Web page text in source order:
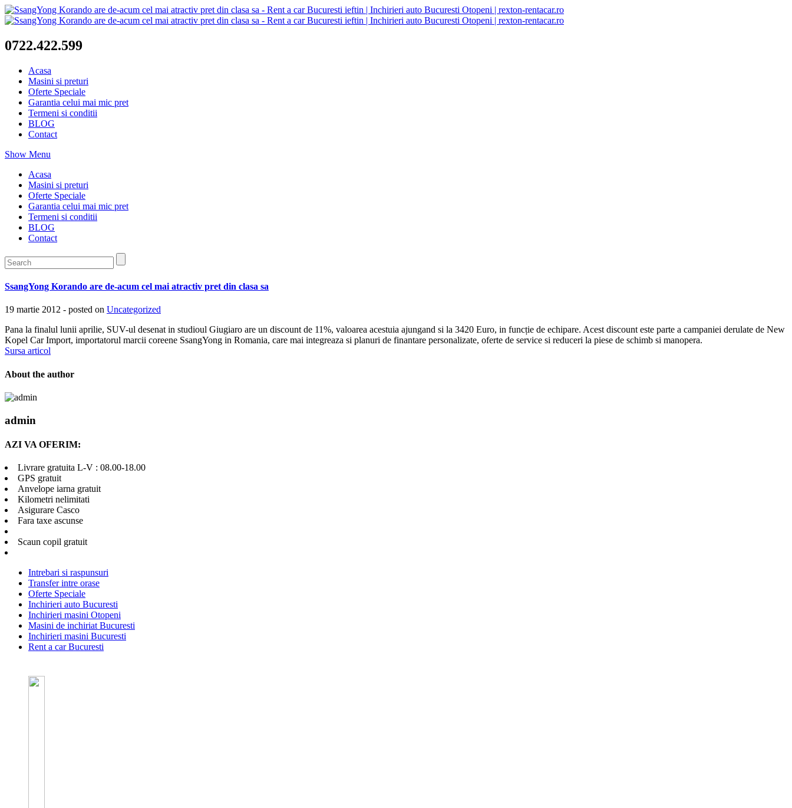
0722.422.599
Acasa
Masini si preturi
Oferte Speciale
Garantia celui mai mic pret
Termeni si conditii
BLOG
Contact
Show Menu
Acasa
Masini si preturi
Oferte Speciale
Garantia celui mai mic pret
Termeni si conditii
BLOG
Contact
SsangYong Korando are de-acum cel mai atractiv pret din clasa sa
19 martie 2012 - posted on Uncategorized
Pana la finalul lunii aprilie, SUV-ul desenat in studioul Giugiaro are un discount de 11%, valoarea acestuia ajungand si la 3420 Euro, in funcție de echipare. Acest discount este parte a campaniei derulate de New
Kopel Car Import, importatorul marcii coreene SsangYong in Romania, care mai integreaza si planuri de finantare personalizate, oferte de service si reduceri la piese de schimb si manopera.
Sursa articol
About the author
admin
AZI VA OFERIM:
Livrare gratuita L-V : 08.00-18.00
GPS gratuit
Anvelope iarna gratuit
Kilometri nelimitati
Asigurare Casco
Fara taxe ascunse
Scaun copil gratuit
Intrebari si raspunsuri
Transfer intre orase
Oferte Speciale
Inchirieri auto Bucuresti
Inchirieri masini Otopeni
Masini de inchiriat Bucuresti
Inchirieri masini Bucuresti
Rent a car Bucuresti